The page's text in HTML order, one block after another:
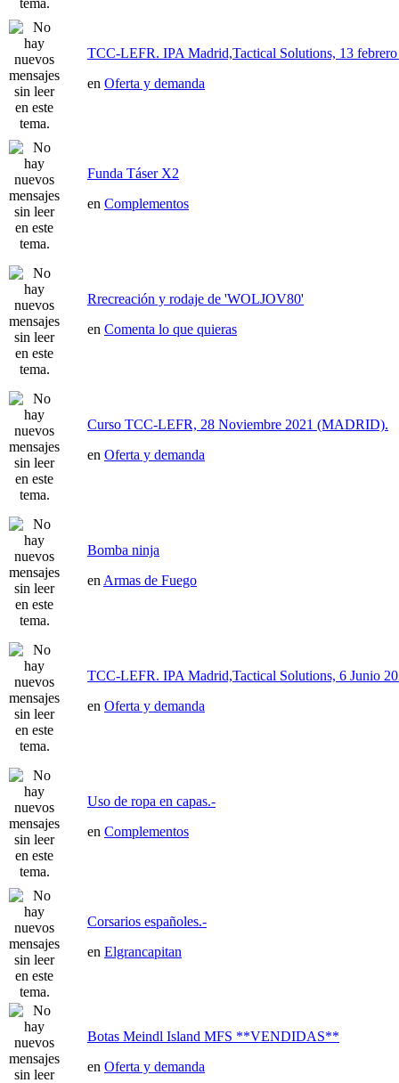
TCC-LEFR. IPA Madrid,Tactical Solutions, 13
en Oferta y demanda
Funda Táser X2
en Complementos
Rrecreación y rodaje de 'WOLJOV80'
en Comenta lo que quieras
Curso TCC-LEFR, 28 Noviembre 2021 (MADRID).
en Oferta y demanda
Bomba ninja
en Armas de Fuego
TCC-LEFR. IPA Madrid,Tactical Solutions, 6 Junio
en Oferta y demanda
Uso de ropa en capas.-
en Complementos
Corsarios españoles.-
en Elgrancapitan
Botas Meindl Island MFS **VENDIDAS**
en Oferta y demanda